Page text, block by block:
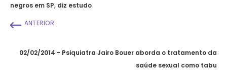
negros em SP, diz estudo
ANTERIOR
02/02/2014 - Psiquiatra Jairo Bouer aborda o tratamento da
saúde sexual como tabu